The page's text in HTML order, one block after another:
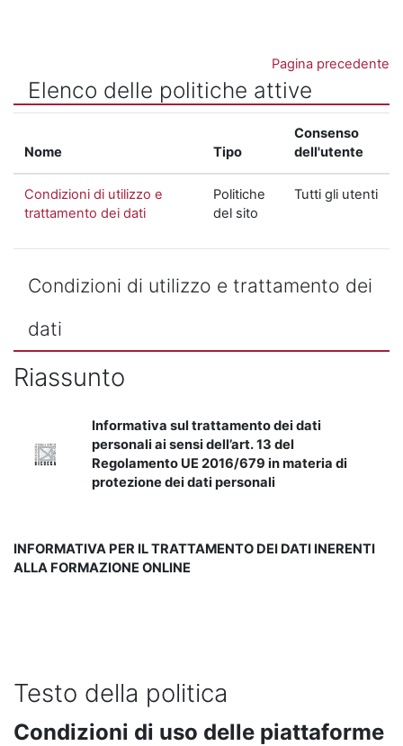
Pagina precedente
Elenco delle politiche attive
Nome Tipo
Consenso
dell'utente
Condizioni di utilizzo e
trattamento dei dati
Politiche
del sito
Tutti gli utenti
Condizioni di utilizzo e trattamento dei
dati
Riassunto
Informativa sul trattamento dei dati
personali ai sensi dell’art. 13 del
Regolamento UE 2016/679 in materia di
protezione dei dati personali
INFORMATIVA PER IL TRATTAMENTO DEI DATI INERENTI
ALLA FORMAZIONE ONLINE
Testo della politica
Condizioni di uso delle piattaforme